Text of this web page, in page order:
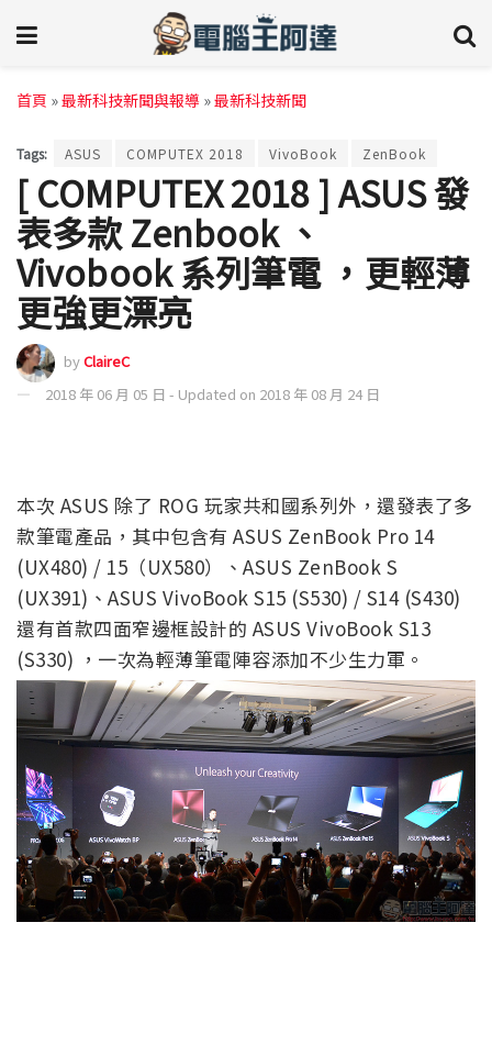
首頁 »最新科技新聞與報導 »最新科技新聞
Tags: ASUS COMPUTEX 2018 VivoBook ZenBook
[ COMPUTEX 2018 ] ASUS 發
表多款 Zenbook 、
Vivobook 系列筆電 ，更輕薄
更強更漂亮
byClaireC
2018 年 06 月 05 日 - Updated on 2018 年 08 月 24 日
本次 ASUS 除了 ROG 玩家共和國系列外，還發表了多
款筆電產品，其中包含有 ASUS ZenBook Pro 14
(UX480) / 15（UX580）、ASUS ZenBook S
(UX391)、ASUS VivoBook S15 (S530) / S14 (S430)
還有首款四面窄邊框設計的 ASUS VivoBook S13
(S330) ，一次為輕薄筆電陣容添加不少生力軍。